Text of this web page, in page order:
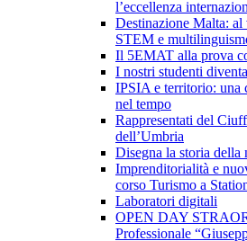
l’eccellenza
Destinazione Malta:
STEM e
Il 5EMAT alla prova
I nostri studenti
IPSIA e territorio: una
nel tempo
Rappresentati del
dell’Umbria
Disegna la storia della
Imprenditorialità e
corso Turismo a
Laboratori digitali
OPEN DAY
Professionale